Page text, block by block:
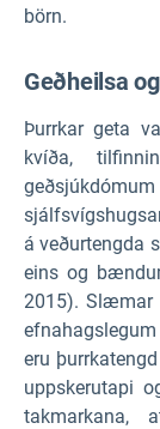
börn.
Geðheilsa
Þurrkar geta
kvíða,
á veðurtengda
eins og
2015). Slæmar
eru
uppskerutapi
takmarkana,